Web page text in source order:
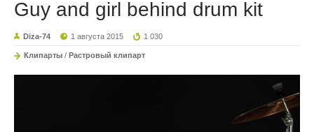
Guy and girl behind drum kit
Diza-74 1 августа 2015 1 030
Клипарты / Растровый клипарт